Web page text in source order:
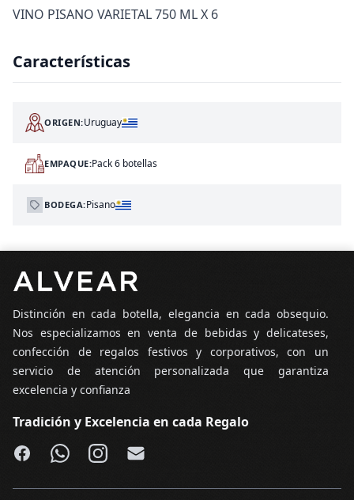
VINO PISANO VARIETAL 750 ML X 6
Características
ORIGEN:Uruguay
EMPAQUE:Pack 6 botellas
BODEGA:Pisano
Distinción en cada botella, elegancia en cada obsequio.
Nos especializamos en venta de bebidas y delicateses,
confección de regalos festivos y corporativos, con un
servicio de atención personalizada que garantiza
excelencia y confianza
Tradición y Excelencia en cada Regalo
Facebook
WhatsApp
Instagram
Email